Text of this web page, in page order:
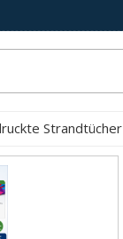
Strandtücher